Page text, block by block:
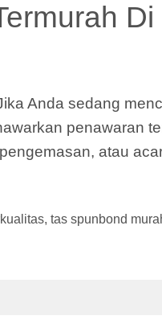
Anda sedang
penawaran
atau
, tas spunbond